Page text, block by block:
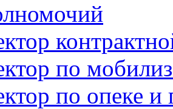
по
по опеке и